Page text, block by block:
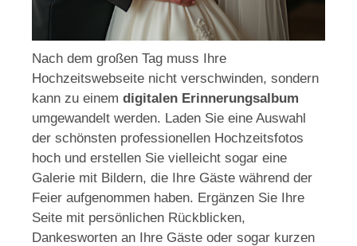
Nach dem großen Tag muss Ihre
Hochzeitswebseite nicht verschwinden, sondern
kann zu einem digitalen Erinnerungsalbum
umgewandelt werden. Laden Sie eine Auswahl
der schönsten professionellen Hochzeitsfotos
hoch und erstellen Sie vielleicht sogar eine
Galerie mit Bildern, die Ihre Gäste während der
Feier aufgenommen haben. Ergänzen Sie Ihre
Seite mit persönlichen Rückblicken,
Dankesworten an Ihre Gäste oder sogar kurzen